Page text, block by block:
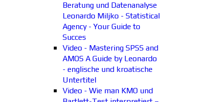
Beratung und Datenanalyse
Leonardo Miljko - Statistical
Agency - Your Guide to
Succes
Video - Mastering SPSS and
AMOS A Guide by Leonardo
- englische und kroatische
Untertitel
Video - Wie man KMO und